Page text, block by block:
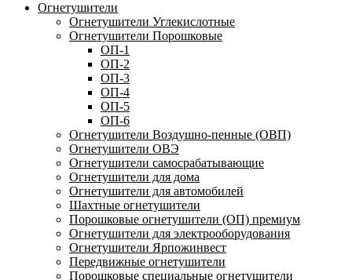
Огнетушители
Огнетушители Углекислотные
Огнетушители Порошковые
ОП-1
ОП-2
ОП-3
ОП-4
ОП-5
ОП-6
Огнетушители Воздушно-пенные (ОВП)
Огнетушители ОВЭ
Огнетушители самосрабатывающие
Огнетушители для дома
Огнетушители для автомобилей
Шахтные огнетушители
Порошковые огнетушители (ОП) премиум
Огнетушители для электрооборудования
Огнетушители Ярпожинвест
Передвижные огнетушители
Порошковые специальные огнетушители